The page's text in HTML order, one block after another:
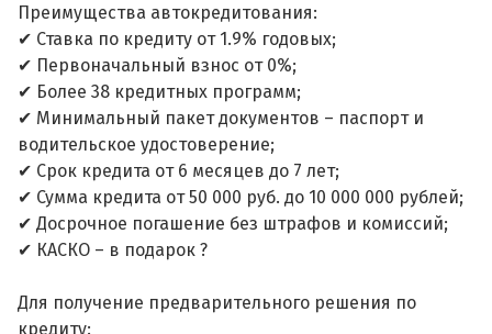
Преимущества автокредитования:
✔ Ставка по кредиту от 1.9% годовых;
✔ Первоначальный взнос от 0%;
✔ Более 38 кредитных программ;
✔ Минимальный пакет документов – паспорт и
водительское удостоверение;
✔ Срок кредита от 6 месяцев до 7 лет;
✔ Сумма кредита от 50 000 руб. до 10 000 000 рублей;
✔ Досрочное погашение без штрафов и комиссий;
✔ КАСКО – в подарок ?
Для получение предварительного решения по
кредиту: